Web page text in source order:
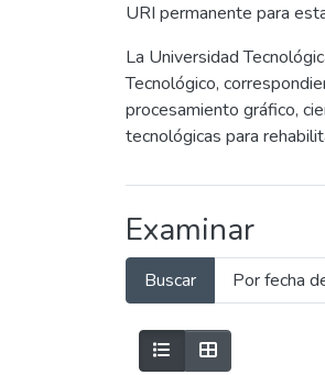
URI permanente para
La Universidad
Tecnológico,
procesamiento gráfico,
tecnológicas para
Examinar
Buscar Por fecha